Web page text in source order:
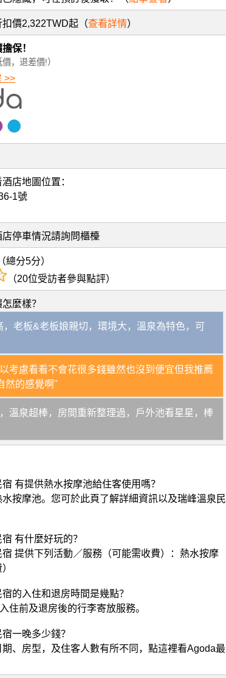
價2,322TWD起（查看詳情）
保！
，退差價!）
>>
店地圖位置：
1號
店停車情況請詢問櫃檯
總分5分）
（20位受訪者參與點評）
麼樣？
，老板&老板娘親切，環境大，溫泉為特色，可
考慮看看不會花很多錢雖然也沒到便宜但我推薦
然的感覺啊"
溫泉超棒，房間重新整理過，戶外池看星星，棒
有提供熱水按摩池給住客使用嗎？
水按摩池。您可於此頁了解詳細資訊以及瑞峰溫泉民
有什麼好玩的？
提供下列活動／服務（可能需收費）：熱水按摩
的入住和退房時間是幾點？
住前及退房後的行李寄放服務。
一晚多少錢？
期、房型，及住客人數有所不同，點這裡看Agoda最